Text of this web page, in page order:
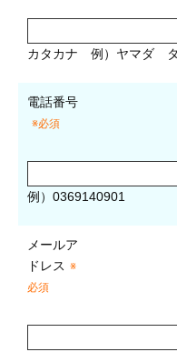
カタカナ 例）ヤマダ
電話番号
※必須
例）0369140901
メールア
ドレス ※
必須